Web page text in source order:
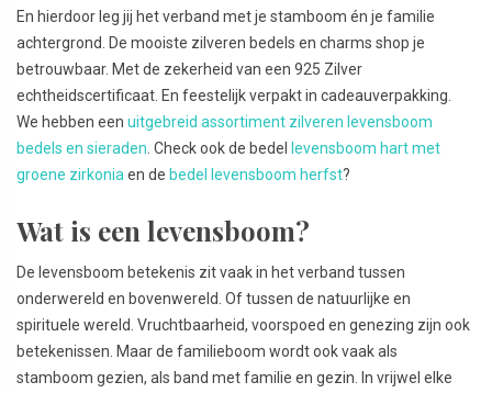
En hierdoor leg jij het verband met je stamboom én je familie
achtergrond. De mooiste zilveren bedels en charms shop je
betrouwbaar. Met de zekerheid van een 925 Zilver
echtheidscertificaat. En feestelijk verpakt in cadeauverpakking.
We hebben een uitgebreid assortiment zilveren levensboom
bedels en sieraden . Check ook de bedel
levensboom hart met
groene zirkonia en de bedel levensboom herfst?
Wat is een levensboom?
De levensboom betekenis zit vaak in het verband tussen
onderwereld en bovenwereld. Of tussen de natuurlijke en
spirituele wereld. Vruchtbaarheid, voorspoed en genezing zijn ook
betekenissen. Maar de familieboom wordt ook vaak als
stamboom gezien, als band met familie en gezin. In vrijwel elke